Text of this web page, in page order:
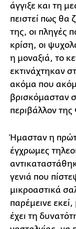
άγγιξε και τη
πειστεί πως θα
της, οι πληγές
κρίση, οι
η μοναξιά, το
εκτινάχτηκαν
ακόμα που
βρισκόμασταν
περιβάλλον
Ήμασταν η
έγχρωμες
γενιά που
μικροαστικά
παρέμεινε
έχει τη